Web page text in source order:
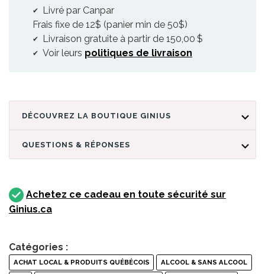
Livré par Canpar
Frais fixe de 12$ (panier min de 50$)
Livraison gratuite à partir de 150,00 $
Voir leurs politiques de livraison
DÉCOUVREZ LA BOUTIQUE GINIUS
QUESTIONS & RÉPONSES
Achetez ce cadeau en toute sécurité sur
Ginius.ca
Catégories :
ACHAT LOCAL & PRODUITS QUÉBÉCOIS ALCOOL & SANS ALCOOL